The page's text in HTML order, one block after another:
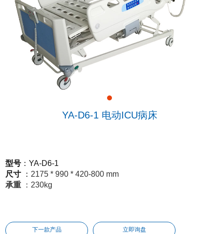
YA-D6-1 电动ICU病床
型号 ：YA-D6-1
尺寸
： 2175 * 990 * 420-800 mm
承重
： 230kg
下一款产品 立即询盘